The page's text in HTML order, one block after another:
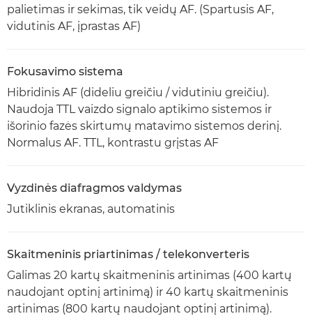
palietimas ir sekimas, tik veidų AF. (Spartusis AF,
vidutinis AF, įprastas AF)
Fokusavimo sistema
Hibridinis AF (dideliu greičiu / vidutiniu greičiu).
Naudoja TTL vaizdo signalo aptikimo sistemos ir
išorinio fazės skirtumų matavimo sistemos derinį.
Normalus AF. TTL, kontrastu grįstas AF
Vyzdinės diafragmos valdymas
Jutiklinis ekranas, automatinis
Skaitmeninis priartinimas / telekonverteris
Galimas 20 kartų skaitmeninis artinimas (400 kartų
naudojant optinį artinimą) ir 40 kartų skaitmeninis
artinimas (800 kartų naudojant optinį artinimą).